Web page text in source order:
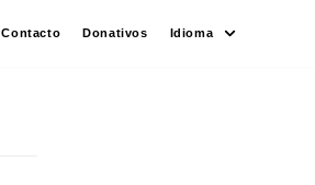
Contacto Donativos Idioma